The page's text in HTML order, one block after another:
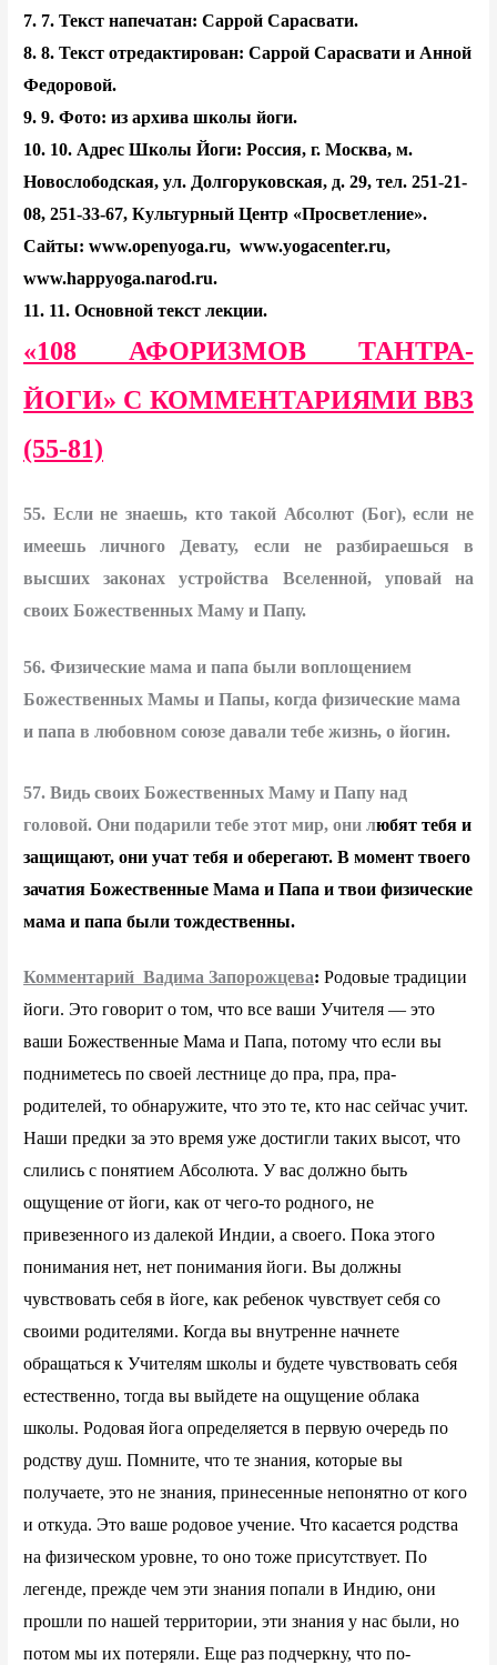
7. 7. Текст напечатан: Саррой Сарасвати.
8. 8. Текст отредактирован: Саррой Сарасвати и Анной
Федоровой.
9. 9. Фото: из архива школы йоги.
10. 10. Адрес Школы Йоги: Россия, г. Москва, м.
Новослободская, ул. Долгоруковская, д. 29, тел. 251-21-
08, 251-33-67, Культурный Центр «Просветление».
Сайты:www.openyoga.ru, www.yogacenter.ru,
www.happyoga.narod.ru.
11. 11. Основной текст лекции.
«108 АФОРИЗМОВ ТАНТРА-
ЙОГИ» С КОММЕНТАРИЯМИ ВВЗ
(55-81)
55. Если не знаешь, кто такой Абсолют (Бог), если не
имеешь личного Девату, если не разбираешься в
высших законах устройства Вселенной, уповай на
своих Божественных Маму и Папу.
56. Физические мама и папа были воплощением
Божественных Мамы и Папы, когда физические мама
и папа в любовном союзе давали тебе жизнь, о йогин.
57. Видь своих Божественных Маму и Папу над
головой. Они подарили тебе этот мир, они любят тебя и
защищают, они учат тебя и оберегают. В момент твоего
зачатия Божественные Мама и Папа и твои физические
мама и папа были тождественны.
Комментарий Вадима Запорожцева: Родовые традиции
йоги. Это говорит о том, что все ваши Учителя — это
ваши Божественные Мама и Папа, потому что если вы
подниметесь по своей лестнице до пра, пра, пра-
родителей, то обнаружите, что это те, кто нас сейчас учит.
Наши предки за это время уже достигли таких высот, что
слились с понятием Абсолюта. У вас должно быть
ощущение от йоги, как от чего-то родного, не
привезенного из далекой Индии, а своего. Пока этого
понимания нет, нет понимания йоги. Вы должны
чувствовать себя в йоге, как ребенок чувствует себя со
своими родителями. Когда вы внутренне начнете
обращаться к Учителям школы и будете чувствовать себя
естественно, тогда вы выйдете на ощущение облака
школы. Родовая йога определяется в первую очередь по
родству душ. Помните, что те знания, которые вы
получаете, это не знания, принесенные непонятно от кого
и откуда. Это ваше родовое учение. Что касается родства
на физическом уровне, то оно тоже присутствует. По
легенде, прежде чем эти знания попали в Индию, они
прошли по нашей территории, эти знания у нас были, но
потом мы их потеряли. Еще раз подчеркну, что по-